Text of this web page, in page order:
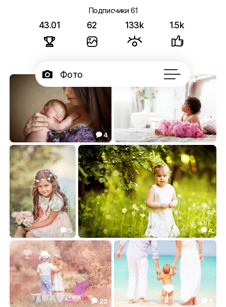
Подписчики61
43.01

62

133k

1.5k

 Фото
Портфолио
 Блог
 Подписчики
 Об авторе
...
***
10.48
 4
***
9.92
***
34.60
 5
Ясенька...
17.52
 4

 22
 5